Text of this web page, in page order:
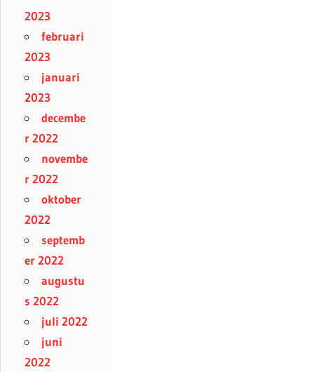
2023
februari
2023
januari
2023
decembe
r 2022
novembe
r 2022
oktober
2022
septemb
er 2022
augustu
s 2022
juli 2022
juni
2022